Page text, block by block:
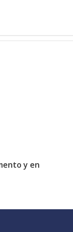
y en